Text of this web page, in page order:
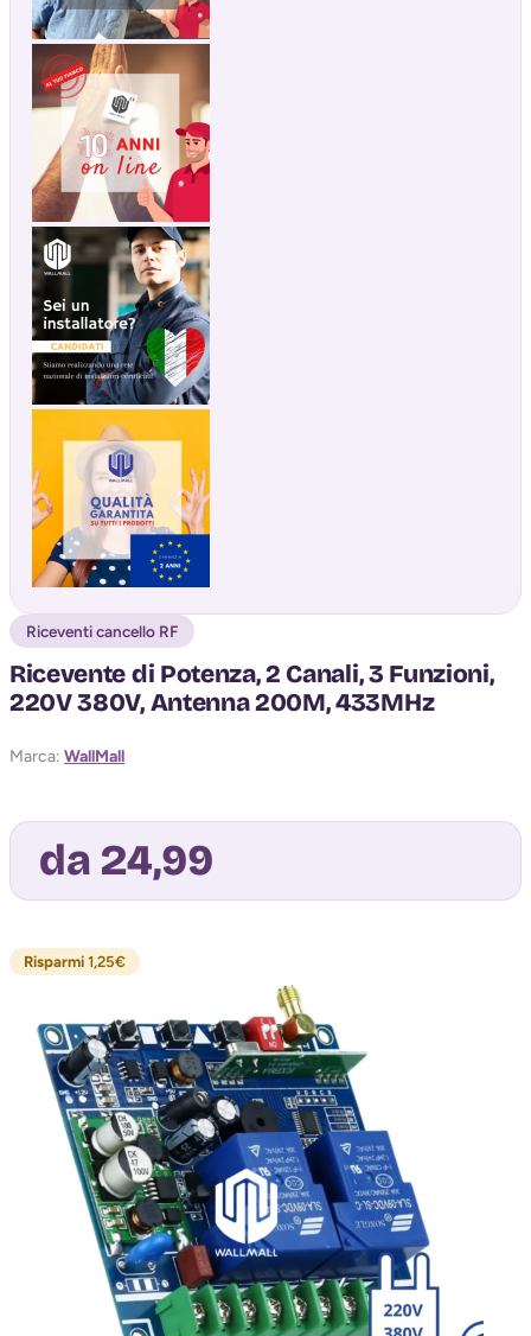
Riceventi cancello RF
Ricevente di Potenza, 2 Canali, 3 Funzioni,
220V 380V, Antenna 200M, 433MHz
Marca: WallMall
da 24,99
Risparmi 1,25€
Avvisami quando torna disponibile
Acconsento al trattamento dei miei dati per
ricevere l'avviso di disponibilità (Privacy Policy )